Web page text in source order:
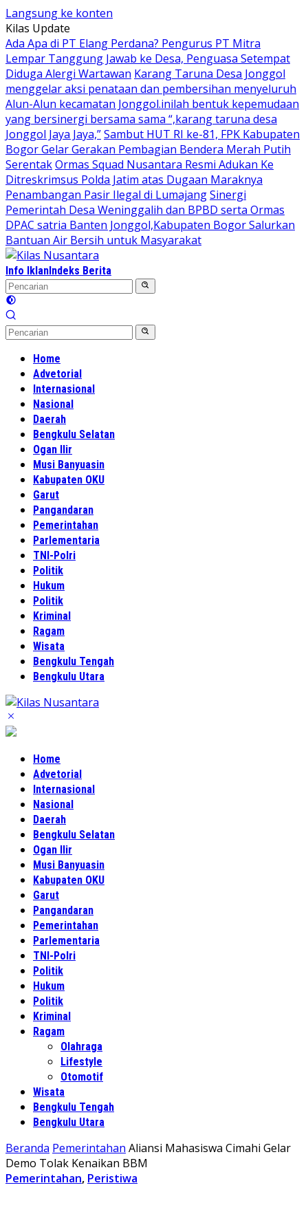
Langsung ke konten
Kilas Update
Ada Apa di PT Elang Perdana? Pengurus PT Mitra
Lempar Tanggung Jawab ke Desa, Penguasa Setempat
Diduga Alergi Wartawan Karang Taruna Desa Jonggol
menggelar aksi penataan dan pembersihan menyeluruh
Alun-Alun kecamatan Jonggol.inilah bentuk kepemudaan
yang bersinergi bersama sama “,karang taruna desa
Jonggol Jaya Jaya,”Sambut HUT RI ke-81, FPK Kabupaten
Bogor Gelar Gerakan Pembagian Bendera Merah Putih
SerentakOrmas Squad Nusantara Resmi Adukan Ke
Ditreskrimsus Polda Jatim atas Dugaan Maraknya
Penambangan Pasir Ilegal di LumajangSinergi
Pemerintah Desa Weninggalih dan BPBD serta Ormas
DPAC satria Banten Jonggol,Kabupaten Bogor Salurkan
Bantuan Air Bersih untuk Masyarakat
Info IklanIndeks Berita
Home
Advetorial
Internasional
Nasional
Daerah
Bengkulu Selatan
Ogan Ilir
Musi Banyuasin
Kabupaten OKU
Garut
Pangandaran
Pemerintahan
Parlementaria
TNI-Polri
Politik
Hukum
Politik
Kriminal
Ragam
Wisata
Bengkulu Tengah
Bengkulu Utara
Home
Advetorial
Internasional
Nasional
Daerah
Bengkulu Selatan
Ogan Ilir
Musi Banyuasin
Kabupaten OKU
Garut
Pangandaran
Pemerintahan
Parlementaria
TNI-Polri
Politik
Hukum
Politik
Kriminal
Ragam
Olahraga
Lifestyle
Otomotif
Wisata
Bengkulu Tengah
Bengkulu Utara
Beranda Pemerintahan Aliansi Mahasiswa Cimahi Gelar
Demo Tolak Kenaikan BBM
Pemerintahan, Peristiwa